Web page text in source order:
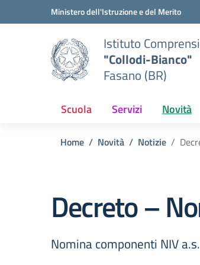
Vai ai contenuti
Vai al menu di navigazioneMinistero dell'Istruzione e del Merito
Istituto
"Collodi-Bianco"
Fasano (BR)
Scuola Servizi Novità
Home Novità Notizie
Decreto –
Nomina componenti NIV